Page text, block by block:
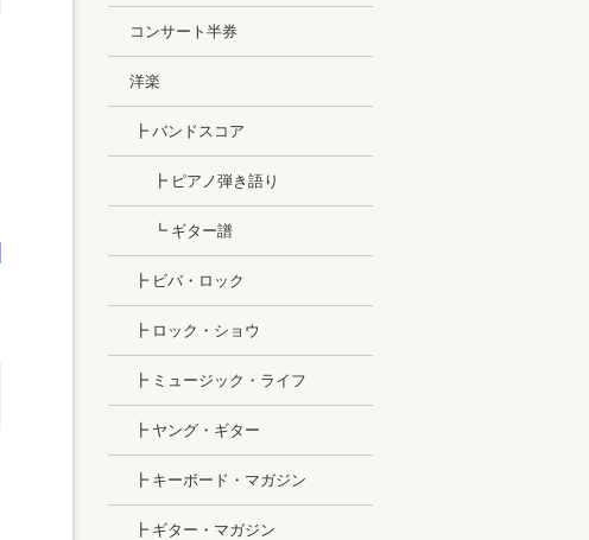
コンサート半券
洋楽
┣ バンドスコア
┣ ピアノ弾き語り
┗ ギター譜
┣ ビバ・ロック
┣ ロック・ショウ
┣ ミュージック・ライフ
┣ ヤング・ギター
┣ キーボード・マガジン
┣ ギター・マガジン